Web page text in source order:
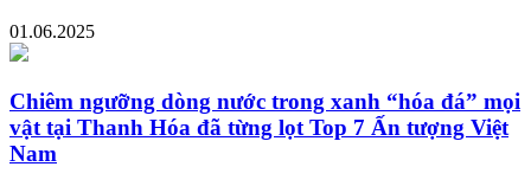
01.06.2025
Chiêm ngưỡng dòng nước trong xanh “hóa đá” mọi
vật tại Thanh Hóa đã từng lọt Top 7 Ấn tượng Việt
Nam